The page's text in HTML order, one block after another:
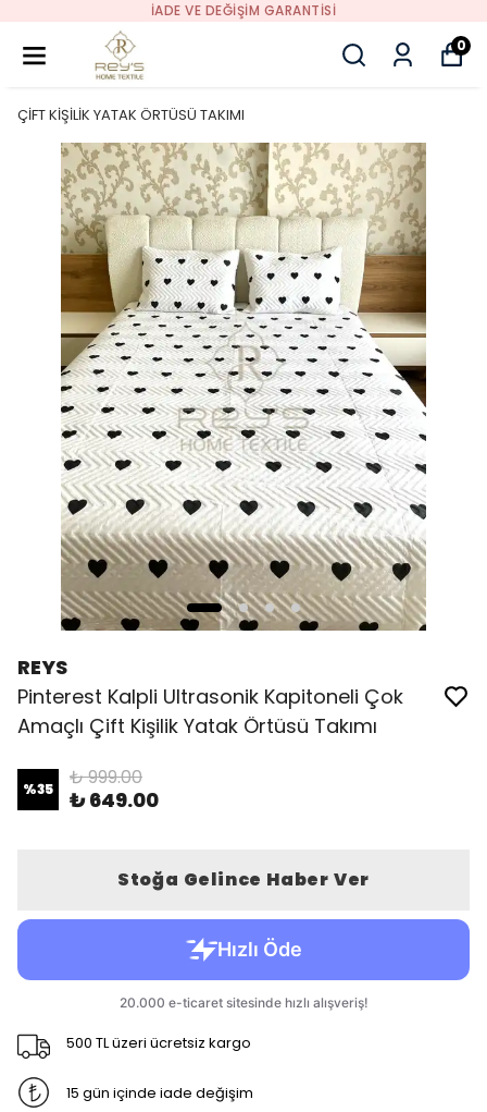
İADE VE DEĞİŞİM GARANTİSİ
0
ÇİFT KİŞİLİK YATAK ÖRTÜSÜ TAKIMI
REYS
Pinterest Kalpli Ultrasonik Kapitoneli Çok
Amaçlı Çift Kişilik Yatak Örtüsü Takımı
%35 ₺ 999.00
₺ 649.00
Stoğa Gelince Haber Ver
500 TL üzeri ücretsiz kargo
15 gün içinde iade değişim